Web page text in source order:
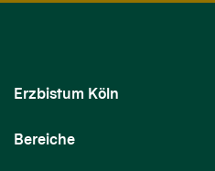
Erzbistum Köln
Bereiche